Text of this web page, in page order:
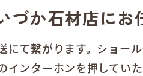
づか石材店にお
にて繋がります。ショー
インターホンを押してい